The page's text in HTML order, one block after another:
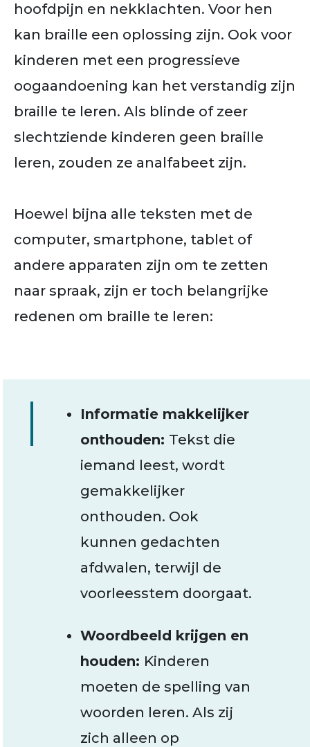
hoofdpijn en nekklachten. Voor hen
kan braille een oplossing zijn. Ook voor
kinderen met een progressieve
oogaandoening kan het verstandig zijn
braille te leren. Als blinde of zeer
slechtziende kinderen geen braille
leren, zouden ze analfabeet zijn.
Hoewel bijna alle teksten met de
computer, smartphone, tablet of
andere apparaten zijn om te zetten
naar spraak, zijn er toch belangrijke
redenen om braille te leren:
Informatie makkelijker
onthouden: Tekst die
iemand leest, wordt
gemakkelijker
onthouden. Ook
kunnen gedachten
afdwalen, terwijl de
voorleesstem doorgaat.
Woordbeeld krijgen en
houden: Kinderen
moeten de spelling van
woorden leren. Als zij
zich alleen op